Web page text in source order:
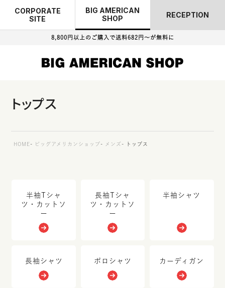
CORPORATE
SITE
BIG AMERICAN
SHOP
RECEPTION
8,800円以上のご購入で送料682円～が無料に
トップス
HOME ビッグアメリカンショップ メンズ トップス
半袖Tシャ
ツ・カットソ
ー
長袖Tシャ
ツ・カットソ
ー
半袖シャツ
長袖シャツ ポロシャツ カーディガン